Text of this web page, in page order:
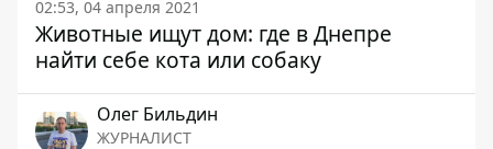
02:53, 04 апреля 2021
Животные ищут дом: где в Днепре
найти себе кота или собаку
Олег Бильдин
ЖУРНАЛИСТ